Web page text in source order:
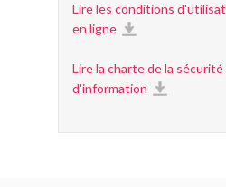
Lire les conditions
en ligne
Lire la charte de la
d'information